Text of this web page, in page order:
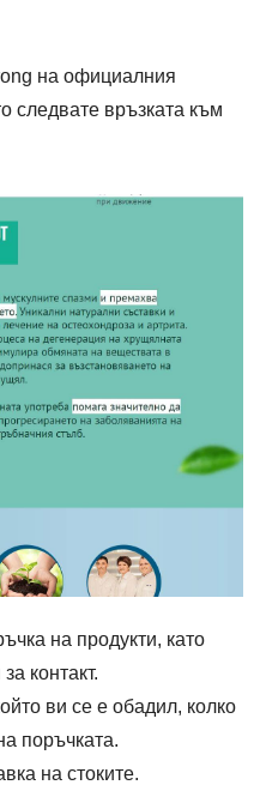
на официалния
следвате връзката към
на продукти, като
контакт.
ви се е обадил, колко
поръчката.
на стоките.